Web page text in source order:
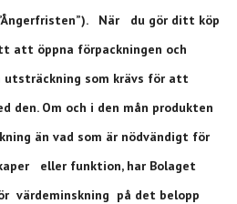
När du gör ditt köp
att öppna förpackningen och
utsträckning som krävs för att
den. Om och i den mån produkten
än vad som är nödvändigt för
eller funktion, har Bolaget
värdeminskning på det belopp